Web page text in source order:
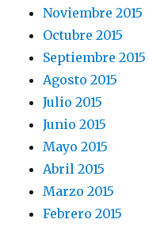
Noviembre 2015
Octubre 2015
Septiembre 2015
Agosto 2015
Julio 2015
Junio 2015
Mayo 2015
Abril 2015
Marzo 2015
Febrero 2015